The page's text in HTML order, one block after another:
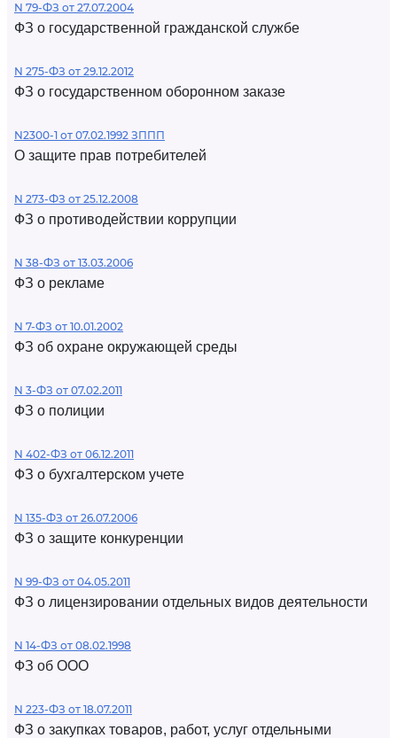
N 79-ФЗ от 27.07.2004
ФЗ о государственной гражданской службе
N 275-ФЗ от 29.12.2012
ФЗ о государственном оборонном заказе
N2300-1 от 07.02.1992 ЗППП
О защите прав потребителей
N 273-ФЗ от 25.12.2008
ФЗ о противодействии коррупции
N 38-ФЗ от 13.03.2006
ФЗ о рекламе
N 7-ФЗ от 10.01.2002
ФЗ об охране окружающей среды
N 3-ФЗ от 07.02.2011
ФЗ о полиции
N 402-ФЗ от 06.12.2011
ФЗ о бухгалтерском учете
N 135-ФЗ от 26.07.2006
ФЗ о защите конкуренции
N 99-ФЗ от 04.05.2011
ФЗ о лицензировании отдельных видов деятельности
N 14-ФЗ от 08.02.1998
ФЗ об ООО
N 223-ФЗ от 18.07.2011
ФЗ о закупках товаров, работ, услуг отдельными